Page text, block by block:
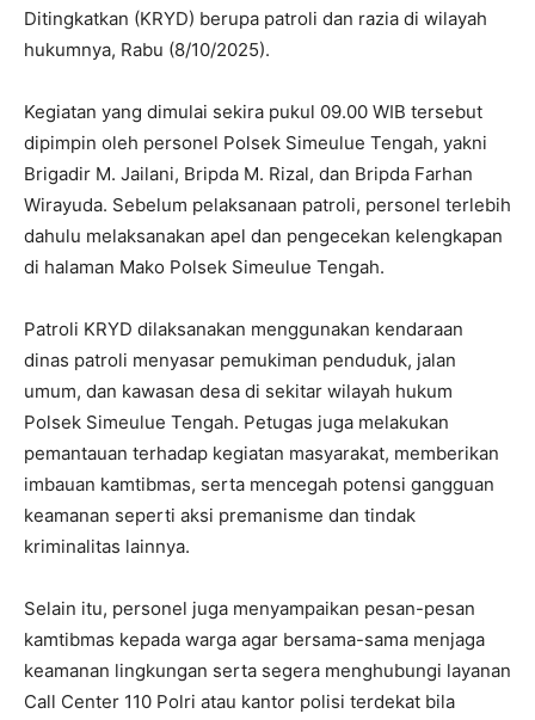
Ditingkatkan (KRYD) berupa patroli dan razia di wilayah
hukumnya, Rabu (8/10/2025).
Kegiatan yang dimulai sekira pukul 09.00 WIB tersebut
dipimpin oleh personel Polsek Simeulue Tengah, yakni
Brigadir M. Jailani, Bripda M. Rizal, dan Bripda Farhan
Wirayuda. Sebelum pelaksanaan patroli, personel terlebih
dahulu melaksanakan apel dan pengecekan kelengkapan
di halaman Mako Polsek Simeulue Tengah.
Patroli KRYD dilaksanakan menggunakan kendaraan
dinas patroli menyasar pemukiman penduduk, jalan
umum, dan kawasan desa di sekitar wilayah hukum
Polsek Simeulue Tengah. Petugas juga melakukan
pemantauan terhadap kegiatan masyarakat, memberikan
imbauan kamtibmas, serta mencegah potensi gangguan
keamanan seperti aksi premanisme dan tindak
kriminalitas lainnya.
Selain itu, personel juga menyampaikan pesan-pesan
kamtibmas kepada warga agar bersama-sama menjaga
keamanan lingkungan serta segera menghubungi layanan
Call Center 110 Polri atau kantor polisi terdekat bila